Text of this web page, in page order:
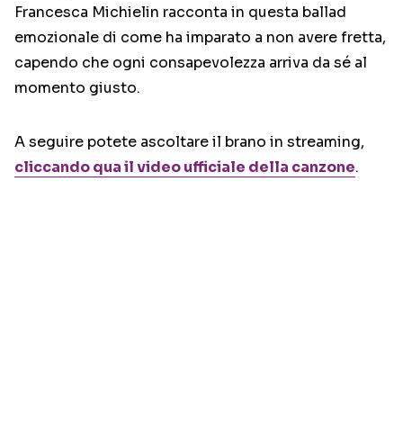
Francesca Michielin racconta in questa ballad
emozionale di come ha imparato a non avere fretta,
capendo che ogni consapevolezza arriva da sé al
momento giusto.
A seguire potete ascoltare il brano in streaming,
cliccando qua il video ufficiale della canzone.